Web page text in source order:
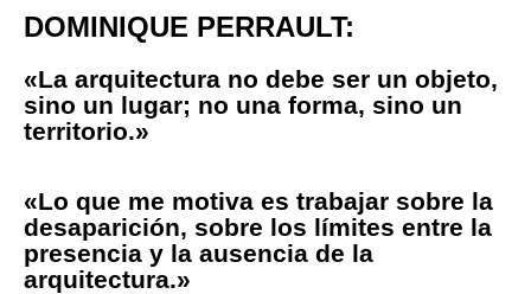
DOMINIQUE PERRAULT:
«La arquitectura no debe ser un objeto,
sino un lugar; no una forma, sino un
territorio.»
«Lo que me motiva es trabajar sobre la
desaparición, sobre los límites entre la
presencia y la ausencia de la
arquitectura.»